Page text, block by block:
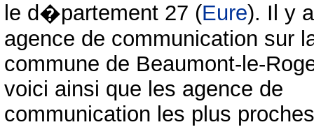
le d�partement 27 (Eure). Il y
agence de communication sur
commune de Beaumont-le-
voici ainsi que les agence de
communication les plus